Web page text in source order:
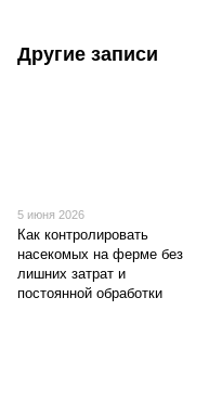
Другие записи
5 июня 2026
Как контролировать
насекомых на ферме без
лишних затрат и
постоянной обработки